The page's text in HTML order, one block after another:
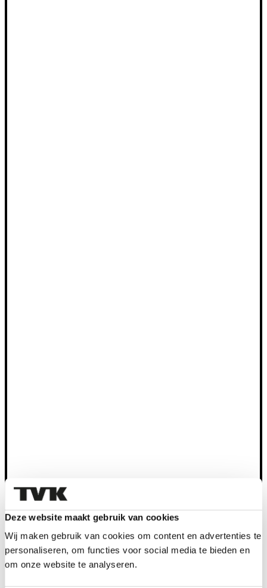
Deze website maakt gebruik van cookies
Wij maken gebruik van cookies om content en advertenties te
personaliseren, om functies voor social media te bieden en
om onze website te analyseren.
Ik heb interesse in financieren